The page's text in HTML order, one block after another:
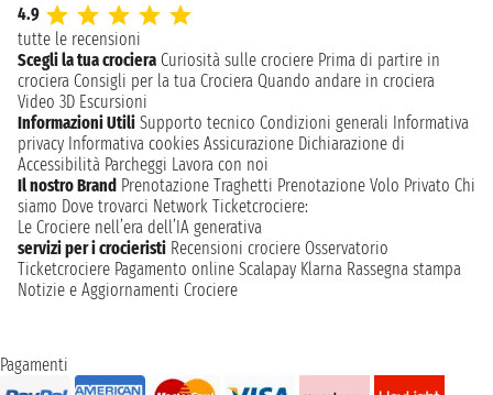
4.9
tutte le recensioni
Scegli la tua crociera Curiosità sulle crociere Prima di partire in
crociera Consigli per la tua Crociera Quando andare in crociera
Video 3D Escursioni
Informazioni Utili Supporto tecnico Condizioni generali Informativa
privacy Informativa cookies Assicurazione Dichiarazione di
Accessibilità Parcheggi Lavora con noi
Il nostro Brand Prenotazione Traghetti Prenotazione Volo Privato Chi
siamo Dove trovarci Network Ticketcrociere:
Le Crociere nell’era dell’IA generativa
servizi per i crocieristi Recensioni crociere Osservatorio
Ticketcrociere Pagamento online Scalapay Klarna Rassegna stampa
Notizie e Aggiornamenti Crociere
Pagamenti